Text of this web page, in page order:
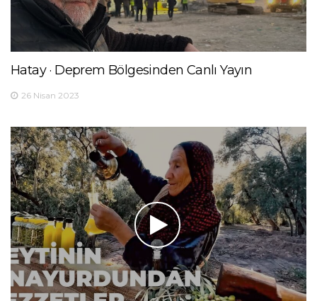
Hatay · Deprem Bölgesinden Canlı Yayın
26 Nisan 2023